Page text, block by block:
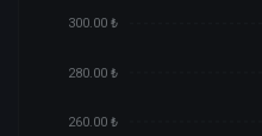
300.00 ₺
280.00 ₺
260.00 ₺